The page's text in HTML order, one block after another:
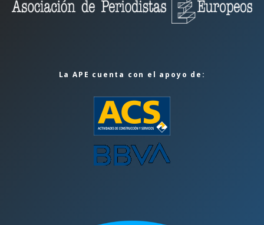
La APE cuenta con el apoyo de: